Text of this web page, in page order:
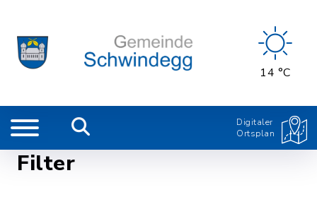
14 °C
Digitaler
Ortsplan
Filter